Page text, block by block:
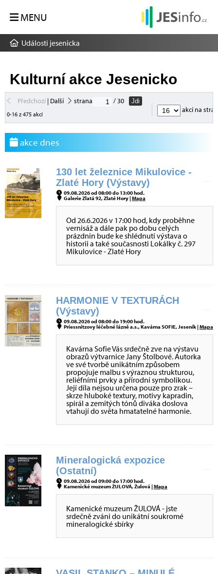
MENU
Události jesenicka
Kulturní akce Jesenicko
Předchozí| Další strana / 30
Jdi
0-16 z 475 akcí
akcí na
akce dnes
130 let železnice Mikulovice -
Zlaté Hory (Výstavy)
09.08.2026 od 08:00 do 13:00 hod.
Galerie Zlatá 92, Zlaté Hory |Mapa
Od 26.6.2026 v 17:00 hod, kdy proběhne
vernisáž a dále pak po dobu celých
prázdnin bude ke shlédnutí výstava o
historii a také současnosti Lokálky č. 297
Mikulovice - Zlaté Hory
HARMONIE V TEXTURÁCH
(Výstavy)
09.08.2026 od 08:00 do 19:00 hod.
Priessnitzovy léčebné lázně a.s., Kavárna SOFIE, Jeseník |Mapa
Kavárna Sofie Vás srdečně zve na výstavu
obrazů výtvarnice Jany Štolbové. Autorka
ve své tvorbě unikátním způsobem
propojuje malbu s výraznou strukturou,
reliéfními prvky a přírodní symbolikou.
Její díla nejsou určena pouze pro zrak –
skrze hluboké textury, motivy kapradin,
spirál a zemitých tónů diváka doslova
vtahují do světa hmatatelné harmonie.
Mineralogická expozice
(Ostatní)
09.08.2026 od 09:00 do 17:00 hod.
Kamenické muzeum ŽULOVÁ, Žulová |Mapa
Kamenické muzeum ŽULOVÁ - jste
srdečně zváni do unikátní soukromé
mineralogické sbírky